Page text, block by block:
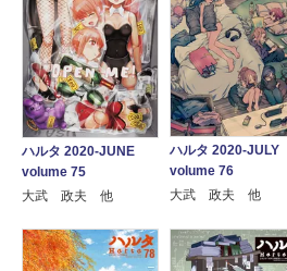
ハルタ 2020-JUNE
volume 75
大武 政夫 他
ハルタ 2020-JULY
volume 76
大武 政夫 他